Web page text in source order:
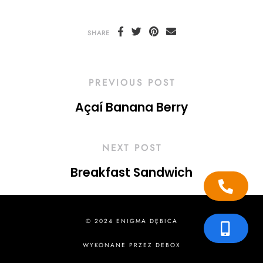
SHARE
PREVIOUS POST
Açaí Banana Berry
NEXT POST
Breakfast Sandwich
© 2024 ENIGMA DĘBICA
WYKONANE PRZEZ DEBOX